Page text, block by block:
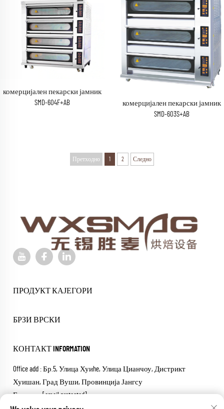
комерцијален пекарски јамник
SMD-604F+AB
комерцијален пекарски јамник
SMD-603S+AB
Претходно 1 2 Следно
ПРОДУКТ КАЈЕГОРИ
БРЗИ ВРСКИ
КОНТАКТ INFORMATION
Office add : Бр.5, Улица Хуиhe, Улица Цианчоу, Дистрикт
Хуишан, Град Вуши, Провинција Јангсу
Е-пошта:[email protected]